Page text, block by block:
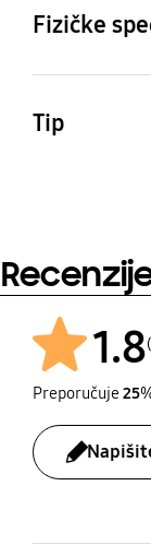
Galaxy A53 5G
Fizičke
Dimenzije (Š
Tip
1.8
Preporučuje25